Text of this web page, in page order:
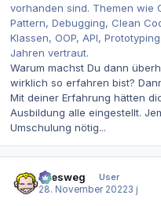
vorhanden sind. Themen wie
Pattern, Debugging, Clean
Klassen, OOP, API,
Jahren vertraut.
Warum machst Du dann
wirklich so erfahren bist?
Mit deiner Erfahrung hätten
Ausbildung alle eingestellt.
Umschulung nötig...
allesweg
User
28. November 20223 j